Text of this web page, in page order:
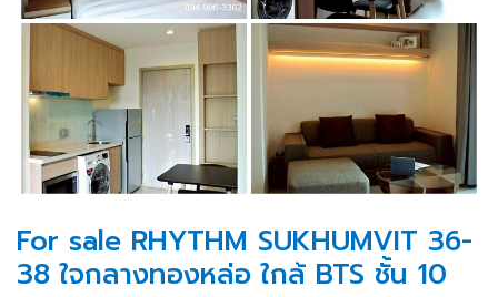
For sale RHYTHM SUKHUMVIT 36-
38 ใจกลางทองหล่อ ใกล้ BTS ชั้น 10